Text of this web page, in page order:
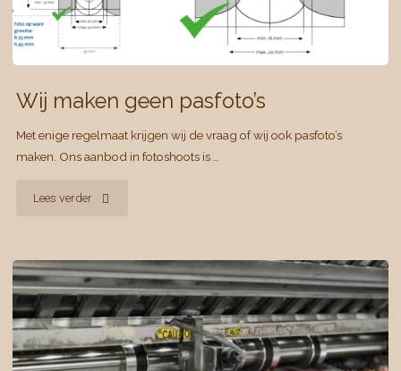
Wij maken geen pasfoto’s
Met enige regelmaat krijgen wij de vraag of wij ook pasfoto’s
maken. Ons aanbod in fotoshoots is …
Lees verder "Wij
geen
pasfoto’s"